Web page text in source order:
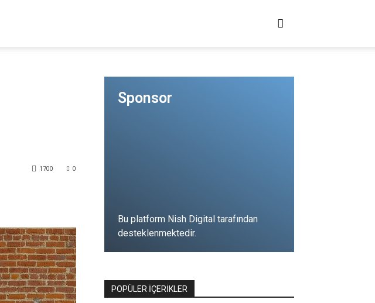
0
1700
Sponsor
Bu platform Nish Digital tarafından
desteklenmektedir.
POPÜLER İÇERİKLER